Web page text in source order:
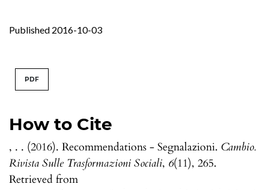
Published 2016-10-03
How to Cite
, . . (2016). Recommendations - Segnalazioni. Cambio.
Rivista Sulle Trasformazioni Sociali, 6(11), 265.
Retrieved from
PDF